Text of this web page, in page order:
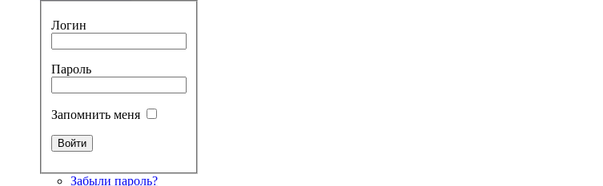
Логин
Пароль
Запомнить меня
Забыли пароль?